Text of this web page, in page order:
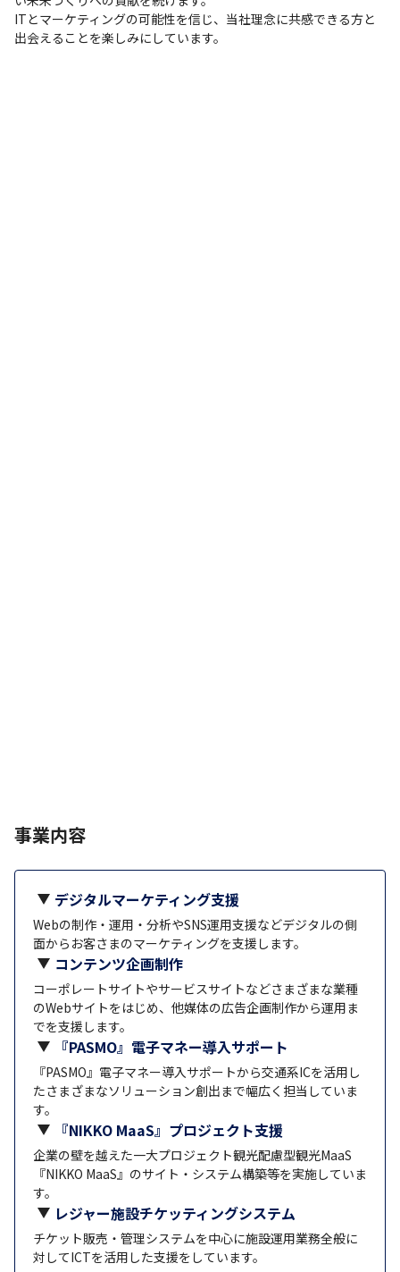
ITとマーケティングの可能性を信じ、当社理念に共感できる方と
出会えることを楽しみにしています。
事業内容
デジタルマーケティング支援
Webの制作・運用・分析やSNS運用支援などデジタルの側
面からお客さまのマーケティングを支援します。
コンテンツ企画制作
コーポレートサイトやサービスサイトなどさまざまな業種
のWebサイトをはじめ、他媒体の広告企画制作から運用ま
でを支援します。
『PASMO』電子マネー導入サポート
『PASMO』電子マネー導入サポートから交通系ICを活用し
たさまざまなソリューション創出まで幅広く担当していま
す。
『NIKKO MaaS』プロジェクト支援
企業の壁を越えた一大プロジェクト観光配慮型観光MaaS
『NIKKO MaaS』のサイト・システム構築等を実施していま
す。
レジャー施設チケッティングシステム
チケット販売・管理システムを中心に施設運用業務全般に
対してICTを活用した支援をしています。